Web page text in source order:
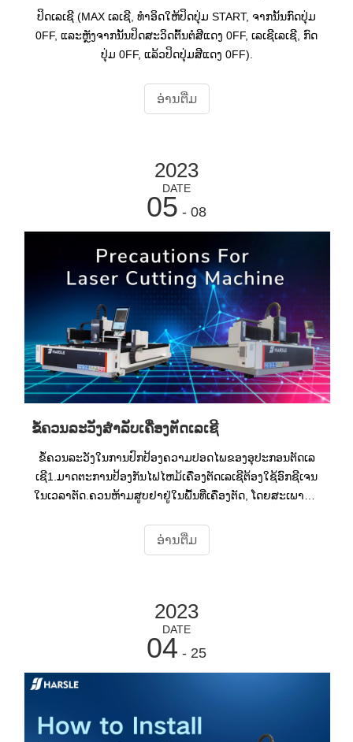
ປິດເລເຊີ (MAX ເລເຊີ, ທໍາອິດໃຫ້ປິດປຸ່ມ START, ຈາກນັ້ນກົດປຸ່ມ
0FF, ແລະຫຼັງຈາກນັ້ນປິດສະວິດຕົ້ນຕໍສີແດງ 0FF, ເລເຊີເລເຊີ, ກົດ
ປຸ່ມ 0FF, ແລ້ວປິດປຸ່ມສີແດງ 0FF).
ອ່ານ​ຕື່ມ
2023
DATE
05 - 08
ຂໍ້ຄວນລະວັງສໍາລັບເຄື່ອງຕັດເລເຊີ
ຂໍ້ຄວນລະວັງໃນການປົກປ້ອງຄວາມປອດໄພຂອງອຸປະກອນຕັດເລ
ເຊີ1.ມາດຕະການປ້ອງກັນໄຟໄຫມ້ເຄື່ອງຕັດເລເຊີຕ້ອງໃຊ້ອົກຊີເຈນ
ໃນເວລາຕັດ.ຄວນຫ້າມສູບຢາຢູ່ໃນພື້ນທີ່ເຄື່ອງຕັດ, ໂດຍສະເພາະຢູ່
ເສຍຫາຍທີ່ບໍ່ຈໍາເປັນ.
ອ່ານ​ຕື່ມ
2023
DATE
04 - 25